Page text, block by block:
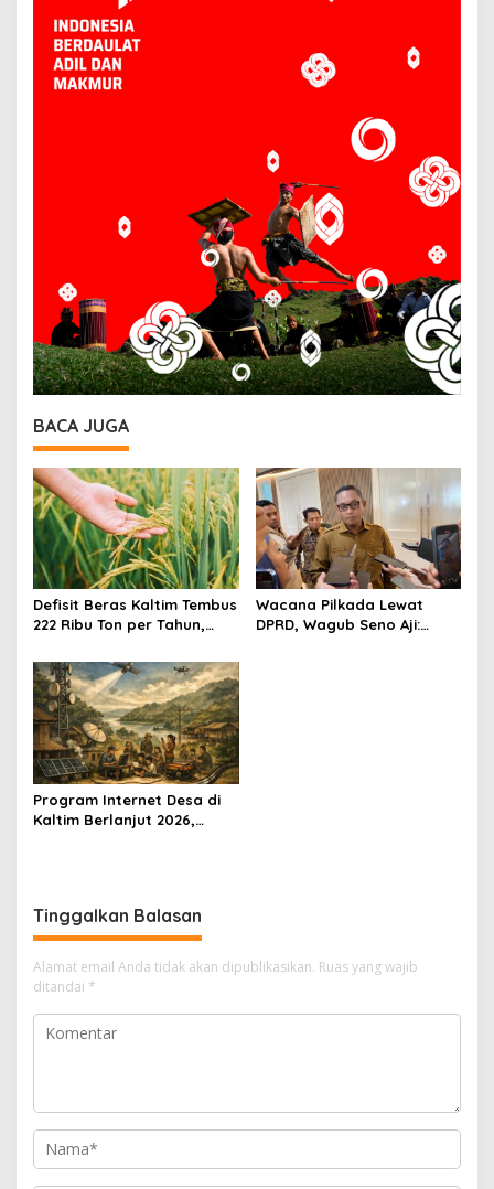
BACA JUGA
Defisit Beras Kaltim Tembus
222 Ribu Ton per Tahun,
Luar Daerah Masih Tinggi
Wacana Pilkada Lewat
DPRD, Wagub Seno Aji:
Program Internet Desa di
Kaltim Berlanjut 2026,
Tinggalkan Balasan
Alamat email Anda tidak akan dipublikasikan. Ruas yang wajib
ditandai *